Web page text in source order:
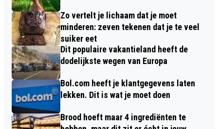
Zo vertelt je lichaam dat je moet
minderen: zeven tekenen dat je te veel
suiker eet
Dit populaire vakantieland heeft de
dodelijkste wegen van Europa
Bol.com heeft je klantgegevens laten
lekken. Dit is wat je moet doen
Brood hoeft maar 4 ingrediënten te